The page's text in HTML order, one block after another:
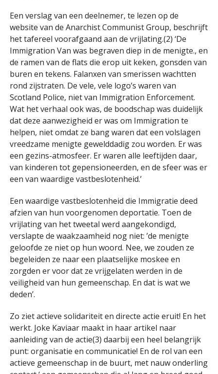
Een verslag van een deelnemer, te lezen op de
website van de Anarchist Communist Group, beschrijft
het tafereel voorafgaand aan de vrijlating.(2) ‘De
Immigration Van was begraven diep in de menigte., en
de ramen van de flats die erop uit keken, gonsden van
buren en tekens. Falanxen van smerissen wachtten
rond zijstraten. De vele, vele logo’s waren van
Scotland Police, niet van Immigration Enforcement.
Wat het verhaal ook was, de boodschap was duidelijk
dat deze aanwezigheid er was om Immigration te
helpen, niet omdat ze bang waren dat een volslagen
vreedzame menigte gewelddadig zou worden. Er was
een gezins-atmosfeer. Er waren alle leeftijden daar,
van kinderen tot gepensioneerden, en de sfeer was er
een van waardige vastbeslotenheid.’
Een waardige vastbeslotenheid die Immigratie deed
afzien van hun voorgenomen deportatie. Toen de
vrijlating van het tweetal werd aangekondigd,
verslapte de waakzaamheid nog niet: ’de menigte
geloofde ze niet op hun woord. Nee, we zouden ze
begeleiden ze naar een plaatselijke moskee en
zorgden er voor dat ze vrijgelaten werden in de
veiligheid van hun gemeenschap. En dat is wat we
deden’.
Zo ziet actieve solidariteit en directe actie eruit! En het
werkt. Joke Kaviaar maakt in haar artikel naar
aanleiding van de actie(3) daarbij een heel belangrijk
punt: organisatie en communicatie! En de rol van een
actieve gemeenschap in de buurt, met nauw onderling